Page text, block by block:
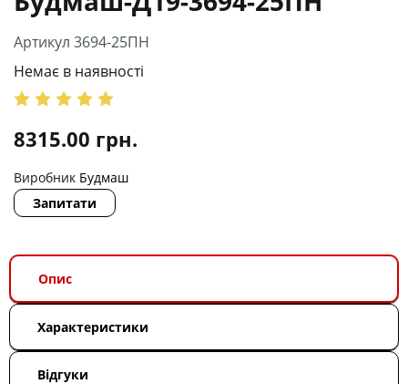
Артикул 3694-25ПН
Немає в наявності
8315.00 грн.
Виробник Будмаш
Запитати
Опис
Характеристики
Відгуки